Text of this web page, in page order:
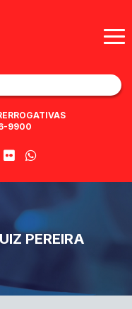
9900
PEREIRA